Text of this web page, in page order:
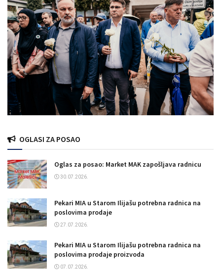
OGLASI ZA POSAO
Oglas za posao: Market MAK zapošljava radnicu
30.07.2026.
Pekari MIA u Starom Ilijašu potrebna radnica na
poslovima prodaje
27.07.2026.
Pekari MIA u Starom Ilijašu potrebna radnica na
poslovima prodaje proizvoda
07.07.2026.